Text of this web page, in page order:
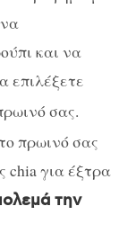
και να
επιλέξετε
σας.
πρωινό σας
chia για έξτρα
την